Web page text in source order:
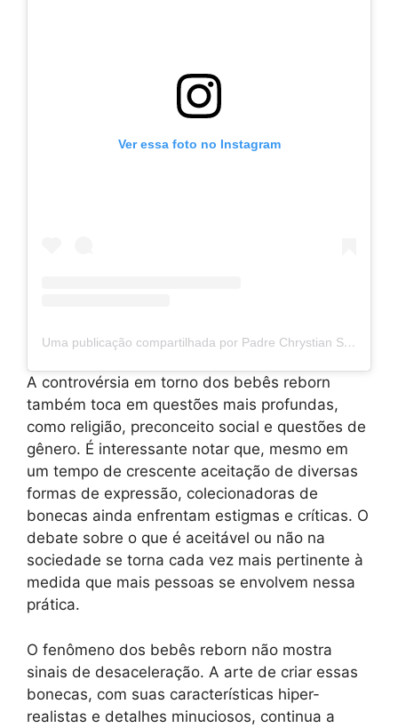
Ver essa foto no Instagram
Uma publicação compartilhada por Padre Chrystian Shankar (@padrechrystian)
A controvérsia em torno dos bebês reborn
também toca em questões mais profundas,
como religião, preconceito social e questões de
gênero. É interessante notar que, mesmo em
um tempo de crescente aceitação de diversas
formas de expressão, colecionadoras de
bonecas ainda enfrentam estigmas e críticas. O
debate sobre o que é aceitável ou não na
sociedade se torna cada vez mais pertinente à
medida que mais pessoas se envolvem nessa
prática.
O fenômeno dos bebês reborn não mostra
sinais de desaceleração. A arte de criar essas
bonecas, com suas características hiper-
realistas e detalhes minuciosos, continua a